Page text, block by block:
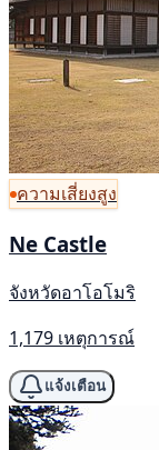
ความเสี่ยงสูง
Ne Castle
จังหวัดอาโอโมริ
1,179 เหตุการณ์
แจ้งเตือน